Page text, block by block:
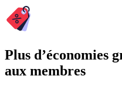
Plus d’économies
aux membres